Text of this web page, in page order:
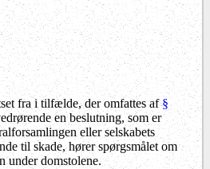
fra i tilfælde, der omfattes af§
en beslutning, som er
eller selskabets
til skade, hører spørgsmålet om
under domstolene.